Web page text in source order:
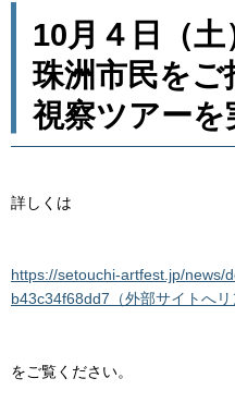
10月４日（
珠洲市民をご
視察ツアーを
詳しくは
https://setouchi-artfest.jp/news/
b43c34f68dd7 （外部サイトへリ
をご覧ください。